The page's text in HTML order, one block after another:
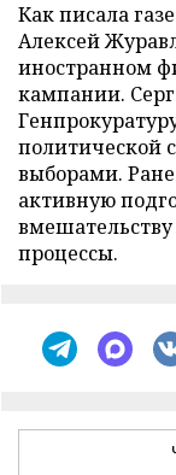
Как писала
Алексей
иностранном
кампании.
политической
выборами.
активную
процессы.